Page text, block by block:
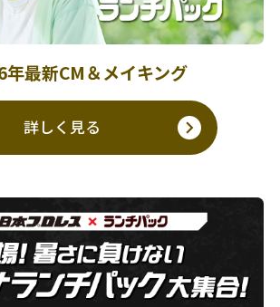
年最新CM＆メイキング
詳しく見る